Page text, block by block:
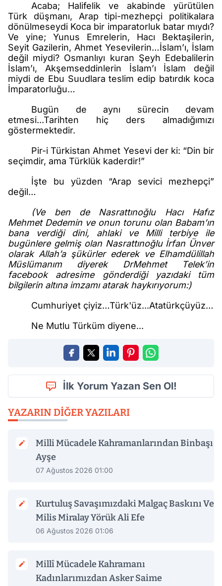
Acaba; Halifelik ve akabinde yürütülen
Türk düşmanı, Arap tipi-mezhepçi politikalara
dönülmeseydi Koca bir imparatorluk batar mıydı?
Ve yine; Yunus Emrelerin, Hacı Bektaşilerin,
Seyit Gazilerin, Ahmet Yesevilerin…İslam’ı, İslam
değil miydi? Osmanlıyı kuran Şeyh Edebalilerin
İslam’ı, Akşemseddinlerin İslam’ı İslam değil
miydi de Ebu Suudlara teslim edip batırdık koca
İmparatorluğu…
Bugün de aynı sürecin devam
etmesi...Tarihten hiç ders almadığımızı
göstermektedir.
Pir-i Türkistan Ahmet Yesevi der ki: “Din bir
seçimdir, ama Türklük kaderdir!”
İşte bu yüzden “Arap sevici mezhepçi”
değil…
(Ve ben de Nasrattınoğlu Hacı Hafız
Mehmet Dedemin ve onun torunu olan Babam’ın
bana verdiği dini, ahlaki ve Milli terbiye ile
bugünlere gelmiş olan Nasrattınoğlu İrfan Ünver
olarak Allah’a şükürler ederek ve Elhamdülillah
Müslümanım diyerek DrMehmet Telek’in
facebook adresime gönderdiği yazıdaki tüm
bilgilerin altına imzamı atarak haykırıyorum:)
Cumhuriyet çiyiz…Türk'üz...Atatürkçüyüz…
Ne Mutlu Türküm diyene...
İlk Yorum Yazan Sen Ol!
YAZARIN DIĞER YAZILARI
Milli Mücadele Kahramanlarından Binbaşı
Ayşe
07 Ağustos 2026 01:00
Kurtuluş Savaşımızdaki Malgaç Baskını Ve
Milis Miralay Yörük Ali Efe
06 Ağustos 2026 01:06
Millî Mücadele Kahramanı
Kadınlarımızdan Asker Saime